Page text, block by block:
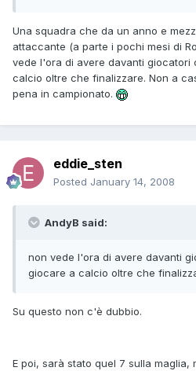
Una squadra che da un anno e
attaccante (a parte i pochi mesi di
vede l'ora di avere davanti giocatori
calcio oltre che finalizzare. Non a
pena in campionato.
eddie_sten
Posted January 14, 2008
AndyB said:
non vede l'ora di avere davanti
giocare a calcio oltre che
Su questo non c'è dubbio.
E poi, sarà stato quel 7 sulla maglia,